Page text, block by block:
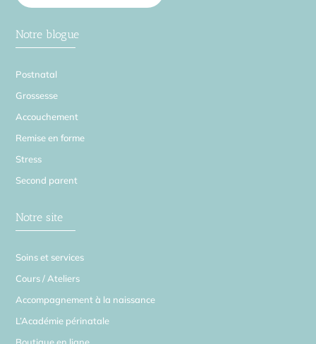
Notre blogue
Postnatal
Grossesse
Accouchement
Remise en forme
Stress
Second parent
Notre site
Soins et services
Cours / Ateliers
Accompagnement à la naissance
L’Académie périnatale